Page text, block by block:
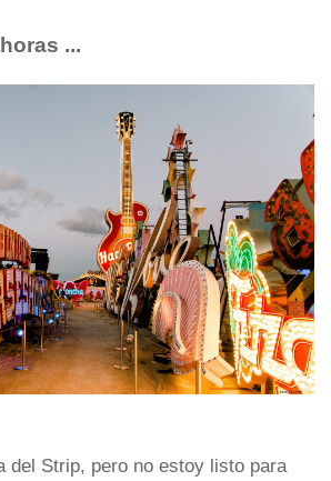
...
del Strip, pero no estoy listo para